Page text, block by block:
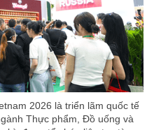
2026 là triển lãm quốc tế
Thực phẩm, Đồ uống và